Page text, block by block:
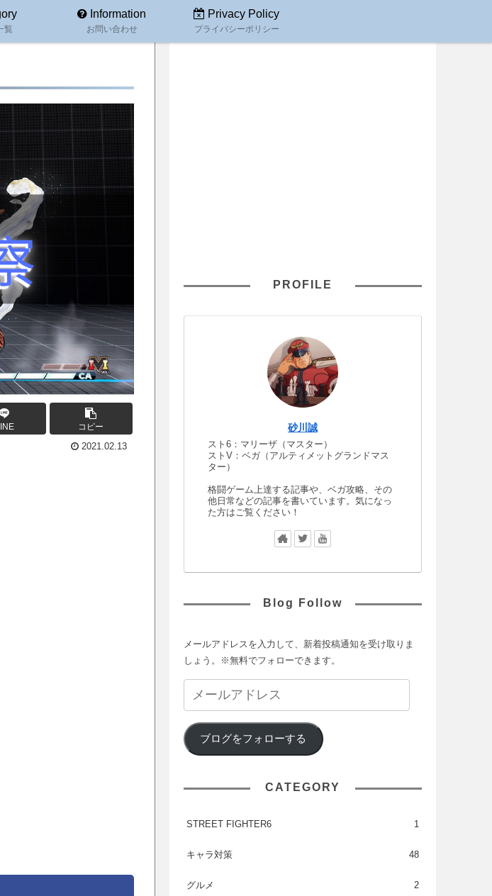
覧
Information
お問い合わせ
Privacy Policy
プライバシーポリシー
コピー
2021.02.13
PROFILE
砂川誠
スト6：マリーザ（マスター）
ストV：ベガ（アルティメットグランドマス
ター）
格闘ゲーム上達する記事や、ベガ攻略、その
他日常などの記事を書いています。気になっ
た方はご覧ください！
Blog Follow
メールアドレスを入力して、新着投稿通知を受け取りま
しょう。※無料でフォローできます。
ブログをフォローする
CATEGORY
STREET FIGHTER6 1
キャラ対策 48
グルメ 2